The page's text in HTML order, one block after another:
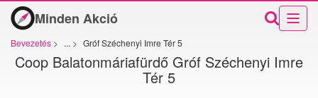
Minden Akció
Bevezetés > ... > Gróf Széchenyi Imre Tér 5
Coop Balatonmáriafürdő Gróf Széchenyi Imre
Tér 5